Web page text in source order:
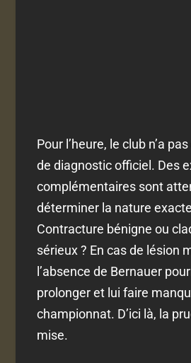
Pour l’heure, le club n’a
de diagnostic officiel. Des
complémentaires sont
déterminer la nature
Contracture bénigne ou
sérieux ? En cas de lésion
l’absence de Bernauer
prolonger et lui faire
championnat. D’ici là, la
mise.